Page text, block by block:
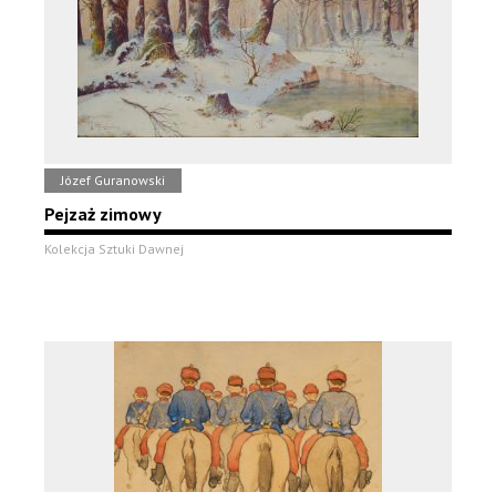
Józef Guranowski
Pejzaż zimowy
Kolekcja Sztuki Dawnej